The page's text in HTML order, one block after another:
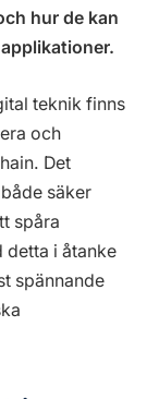
hur de kan
teknik finns
och
Det
säker
spåra
i åtanke
spännande